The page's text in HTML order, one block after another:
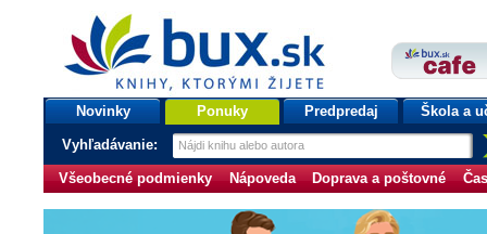
bux.sk
knihy, ktorými žijete
Úvodná stránka
Novinky Ponuky Predpredaj Škola a
Vyhľadávanie:
Všeobecné podmienky Nápoveda Doprava a poštovné